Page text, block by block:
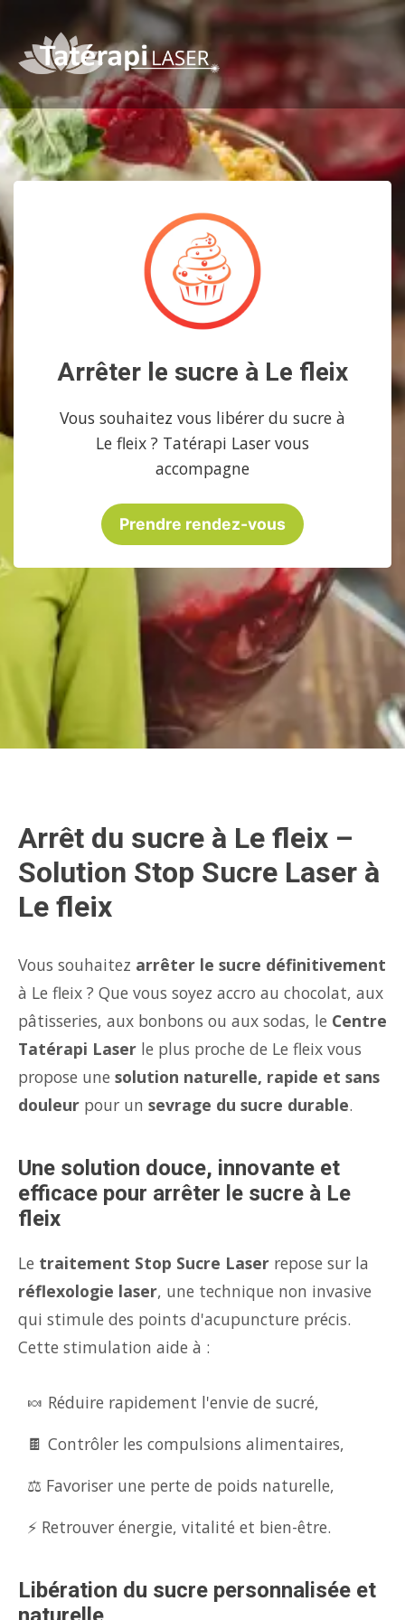
Arrêter le sucre à Le fleix
Vous souhaitez vous libérer du sucre à
Le fleix ? Tatérapi Laser vous
accompagne
Prendre rendez-vous
Arrêt du sucre à Le fleix –
Solution Stop Sucre Laser à
Le fleix
Vous souhaitez arrêter le sucre définitivement
à Le fleix ? Que vous soyez accro au chocolat, aux
pâtisseries, aux bonbons ou aux sodas, le Centre
Tatérapi Laser le plus proche de Le fleix vous
propose une solution naturelle, rapide et sans
douleur pour un sevrage du sucre durable.
Une solution douce, innovante et
efficace pour arrêter le sucre à Le
fleix
Le traitement Stop Sucre Laser repose sur la
réflexologie laser, une technique non invasive
qui stimule des points d'acupuncture précis.
Cette stimulation aide à :
🍬 Réduire rapidement l'envie de sucré,
🍫 Contrôler les compulsions alimentaires,
⚖️ Favoriser une perte de poids naturelle,
⚡ Retrouver énergie, vitalité et bien-être.
Libération du sucre personnalisée et